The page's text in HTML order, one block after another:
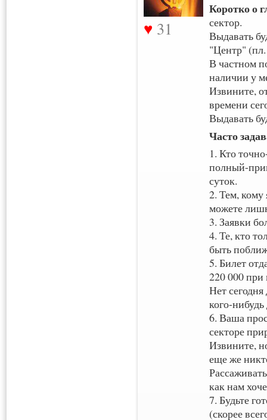
31
Коротко о
сектор.
Выдавать
"Центр"
В частном
наличии у
Извините,
времени
Выдавать
Часто
1. Кто
полный-
суток.
2. Тем, кому
можете
3. Заявки
4. Те, кто
быть
5. Билет
220 000 при
Нет
кого-
6. Ваша
секторе
Извините,
еще же
как нам
7. Будьте
(скорее